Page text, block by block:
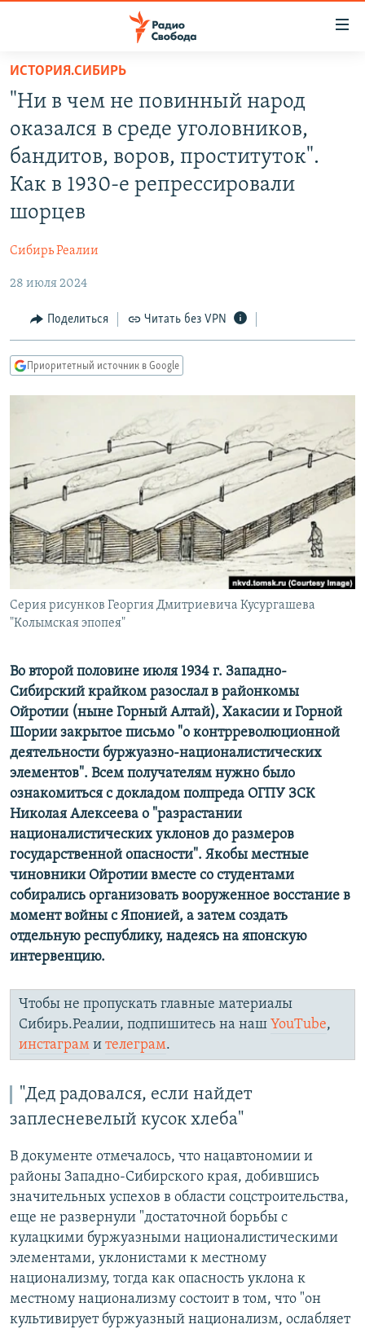
упрощенного
доступа
основному
содержанию
главной
навигации
Вернутся
поиску
ПРОГРАММЫ
АВТОРСКИЕ ПРОЕКТЫ
ЦИТАТЫ СВОБОДЫ
МНЕНИЯ
IDEL.РЕАЛИИ
КАВКАЗ.РЕАЛИИ
СЕВЕР.РЕАЛИИ
РАСПИСАНИЕ ВЕЩАНИЯ
СОЦИАЛЬНЫЕ СЕТИ
Все сайты РСЕ/РС
ИСТОРИЯ.СИБИРЬ
"Ни в чем не повинный народ
оказался в среде уголовников,
бандитов, воров, проституток".
Как в 1930-е репрессировали
шорцев
Сибирь Реалии
28 июля 2024
Поделиться Читать без VPN
Приоритетный источник в Google
Серия рисунков Георгия Дмитриевича Кусургашева
"Колымская эпопея"
Во второй половине июля 1934 г. Западно-
Сибирский крайком разослал в районкомы
Ойротии (ныне Горный Алтай), Хакасии и Горной
Шории закрытое письмо "о контрреволюционной
деятельности буржуазно-националистических
элементов". Всем получателям нужно было
ознакомиться с докладом полпреда ОГПУ ЗСК
Николая Алексеева о "разрастании
националистических уклонов до размеров
государственной опасности". Якобы местные
чиновники Ойротии вместе со студентами
собирались организовать вооруженное восстание в
момент войны с Японией, а затем создать
отдельную республику, надеясь на японскую
интервенцию.
Чтобы не пропускать главные материалы
Сибирь.Реалии, подпишитесь на наш YouTube,
инстаграм и телеграм.
"Дед радовался, если найдет
заплесневелый кусок хлеба"
В документе отмечалось, что нацавтономии и
районы Западно-Сибирского края, добившись
значительных успехов в области соцстроительства,
еще не развернули "достаточной борьбы с
кулацкими буржуазными националистическими
элементами, уклонистами к местному
национализму, тогда как опасность уклона к
местному национализму состоит в том, что "он
культивирует буржуазный национализм, ослабляет